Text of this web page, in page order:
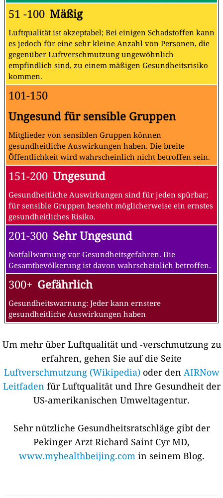
51 -100 Mäßig
Luftqualität ist akzeptabel; Bei einigen Schadstoffen kann
es jedoch für eine sehr kleine Anzahl von Personen, die
gegenüber Luftverschmutzung ungewöhnlich
empfindlich sind, zu einem mäßigen Gesundheitsrisiko
kommen.
101-150
Ungesund für sensible Gruppen
Mitglieder von sensiblen Gruppen können
gesundheitliche Auswirkungen haben. Die breite
Öffentlichkeit wird wahrscheinlich nicht betroffen sein.
151-200 Ungesund
Gesundheitliche Auswirkungen sind für jeden spürbar;
für sensible Gruppen besteht möglicherweise ein ernstes
gesundheitliches Risiko.
201-300 Sehr Ungesund
Notfallwarnung vor Gesundheitsgefahren. Die
Gesamtbevölkerung ist davon wahrscheinlich betroffen.
300+ Gefährlich
Gesundheitswarnung: Jeder kann ernstere
gesundheitliche Auswirkungen haben
Um mehr über Luftqualität und -verschmutzung zu
erfahren, gehen Sie auf die Seite
Luftverschmutzung (Wikipedia)oder den AIRNow
Leitfaden für Luftqualität und Ihre Gesundheit der
US-amerikanischen Umweltagentur.
Sehr nützliche Gesundheitsratschläge gibt der
Pekinger Arzt Richard Saint Cyr MD,
www.myhealthbeijing.comin seinem Blog.